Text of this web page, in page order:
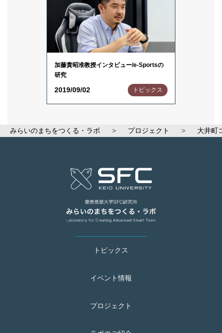
加藤貴昭准教授インタビュー/e-Sportsの
研究
2019/09/02 トピックス
みらいのまちをつくる・ラボ > プロジェクト > 大井町
トピックス
イベント情報
プロジェクト